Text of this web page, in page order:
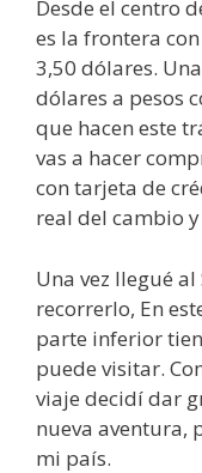
Desde el centro
es la frontera
3,50 dólares.
dólares a pesos
que hacen este
vas a hacer
con tarjeta de
real del cambio
Una vez llegué
recorrerlo, En
parte inferior
puede visitar.
viaje decidí dar
nueva aventura,
mi país.